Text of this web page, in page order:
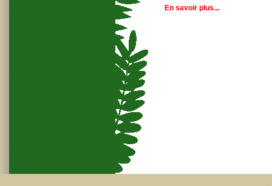
En savoir plus...